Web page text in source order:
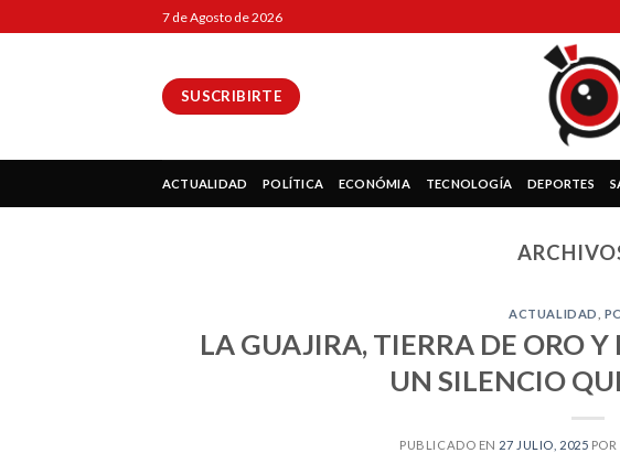
to
7 de Agosto de 2026
SUSCRIBIRTE
ACTUALIDAD POLÍTICA ECONÓMIA TECNOLOGÍA DEPORTES
ACTUALIDAD
LA GUAJIRA, TIERRA DE ORO
UN SILENCIO
PUBLICADO EN 27 JULIO, 2025 POR